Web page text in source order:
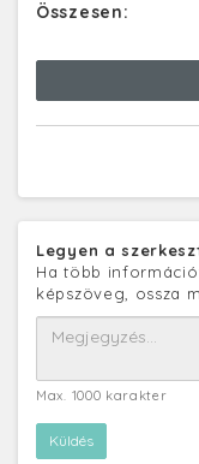
Összesen:
Legyen a
Ha több
képszöveg, ossza
Max. 1000 karakter